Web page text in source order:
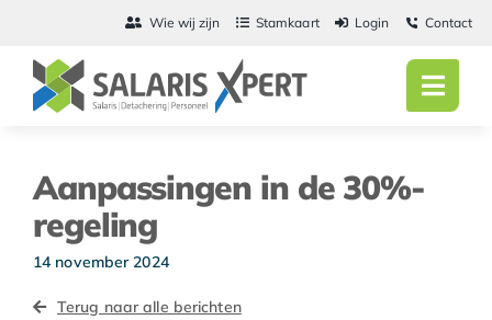
inhoud
Wie wij zijn Stamkaart Login Contact
Aanpassingen in de 30%-
regeling
14 november 2024
Terug naar alle berichten